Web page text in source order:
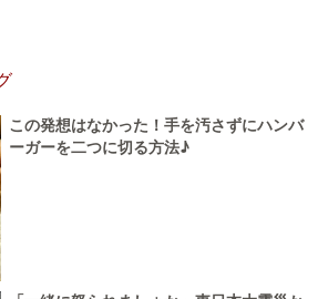
この発想はなかった！手を汚さずにハンバ
ーガーを二つに切る方法♪